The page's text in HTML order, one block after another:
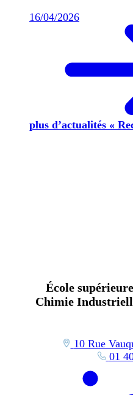
16/04/2026
plus d’actualités «
École
Chimie
10 Rue
01